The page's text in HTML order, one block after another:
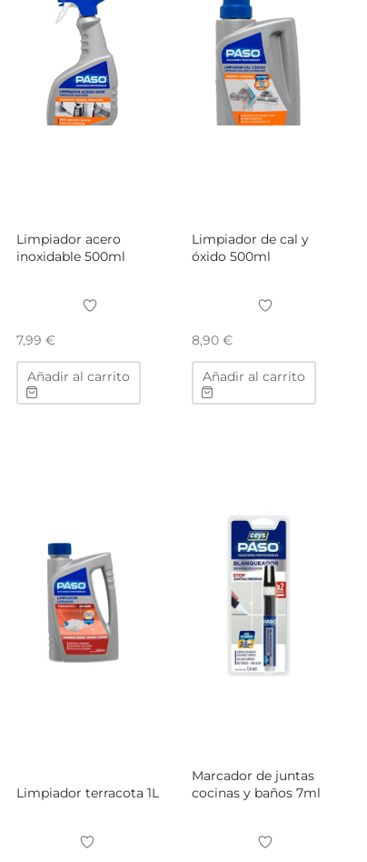
Limpiador acero
inoxidable 500ml
7,99 €
Añadir al carrito
Limpiador de cal y
óxido 500ml
8,90 €
Añadir al carrito
Limpiador terracota 1L
Marcador de juntas
cocinas y baños 7ml